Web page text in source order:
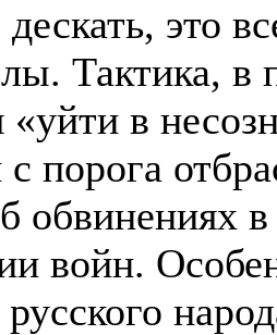
это
Тактика, в
«уйти в
с порога
обвинениях
войн.